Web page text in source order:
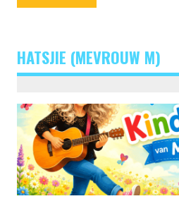
HATSJIE (MEVROUW M)